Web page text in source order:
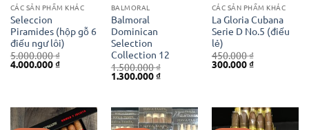
CÁC SẢN PHẨM KHÁC
Seleccion
Piramides (hộp gỗ 6
điếu ngư lôi)
5.000.000₫
Giá
gốc
4.000.000₫Giá
BALMORAL
Balmoral
Dominican
Selection
Collection 12
1.500.000₫
Giá
gốc
1.300.000₫Giá
1.300.000 ₫.
CÁC SẢN PHẨM KHÁC
La Gloria Cubana
Serie D No.5 (điếu
lẻ)
450.000₫
Giá
gốc
300.000₫Giá